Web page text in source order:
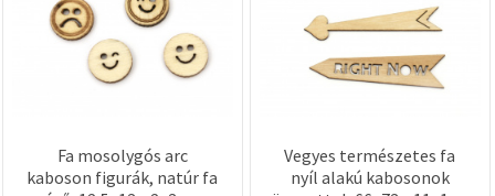
Fa mosolygós arc
kaboson figurák, natúr fa
Vegyes természetes fa
nyíl alakú kabosonok